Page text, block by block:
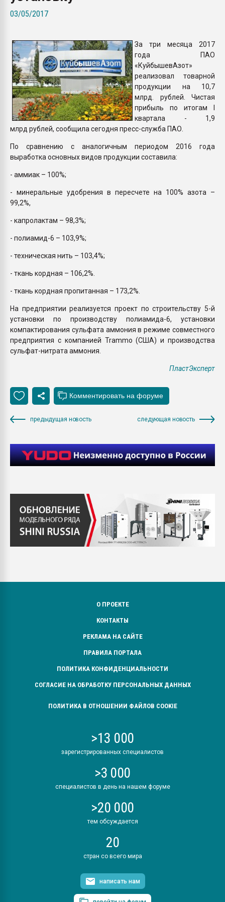
ПЕРЕЙТИ НА
03/05/2017
За три месяца 2017
года ПАО
«КуйбышевАзот»
реализовал товарной
продукции на 10,7
млрд. рублей. Чистая
прибыль по итогам I
квартала - 1,9
млрд рублей, сообщила сегодня пресс-служба ПАО.
По сравнению с аналогичным периодом 2016 года
выработка основных видов продукции составила:
- аммиак – 100%;
- минеральные удобрения в пересчете на 100% азота –
99,2%,
- капролактам – 98,3%;
- полиамид-6 – 103,9%;
- техническая нить – 103,4%;
- ткань кордная – 106,2%.
- ткань кордная пропитанная – 173,2%.
На предприятии реализуется проект по строительству 5-й
установки по производству полиамида-6, установки
компактирования сульфата аммония в режиме совместного
предприятия с компанией Trammo (США) и производства
сульфат-нитрата аммония.
ПластЭксперт
предыдущая новость следующая новость
О ПРОЕКТЕ
КОНТАКТЫ
РЕКЛАМА НА САЙТЕ
ПРАВИЛА ПОРТАЛА
ПОЛИТИКА КОНФИДЕНЦИАЛЬНОСТИ
СОГЛАСИЕ НА ОБРАБОТКУ ПЕРСОНАЛЬНЫХ ДАННЫХ
ПОЛИТИКА В ОТНОШЕНИИ ФАЙЛОВ COOKIE
>13 000
зарегистрированных специалистов
>3 000
специалистов в день на нашем форуме
>20 000
тем обсуждается
20
стран со всего мира
написать нам